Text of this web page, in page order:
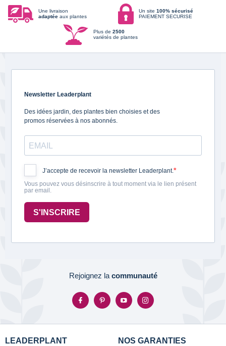
Une livraison
adaptée aux plantes
Un site 100% sécurisé
PAIEMENT SECURISE
Plus de 2500
variétés de plantes
Newsletter Leaderplant
Des idées jardin, des plantes bien choisies et des
promos réservées à nos abonnés.
J’accepte de recevoir la newsletter Leaderplant.
Vous pouvez vous désinscrire à tout moment via le lien présent
par email.
S'INSCRIRE
Rejoignez la communauté
LEADERPLANT NOS GARANTIES